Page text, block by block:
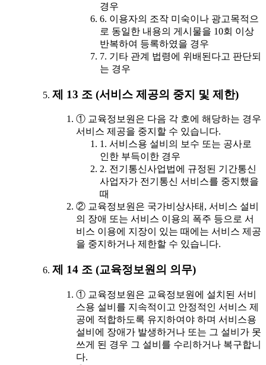
경우
6. 이용자의 조작 미숙이나 광고목적으
로 동일한 내용의 게시물을 10회 이상
반복하여 등록하였을 경우
7. 기타 관계 법령에 위배된다고 판단되
는 경우
제 13 조 (서비스 제공의 중지 및 제한)
① 교육정보원은 다음 각 호에 해당하는 경우
서비스 제공을 중지할 수 있습니다.
1. 서비스용 설비의 보수 또는 공사로
인한 부득이한 경우
2. 전기통신사업법에 규정된 기간통신
사업자가 전기통신 서비스를 중지했을
때
② 교육정보원은 국가비상사태, 서비스 설비
의 장애 또는 서비스 이용의 폭주 등으로 서
비스 이용에 지장이 있는 때에는 서비스 제공
을 중지하거나 제한할 수 있습니다.
제 14 조 (교육정보원의 의무)
① 교육정보원은 교육정보원에 설치된 서비
스용 설비를 지속적이고 안정적인 서비스 제
공에 적합하도록 유지하여야 하며 서비스용
설비에 장애가 발생하거나 또는 그 설비가 못
쓰게 된 경우 그 설비를 수리하거나 복구합니
다.